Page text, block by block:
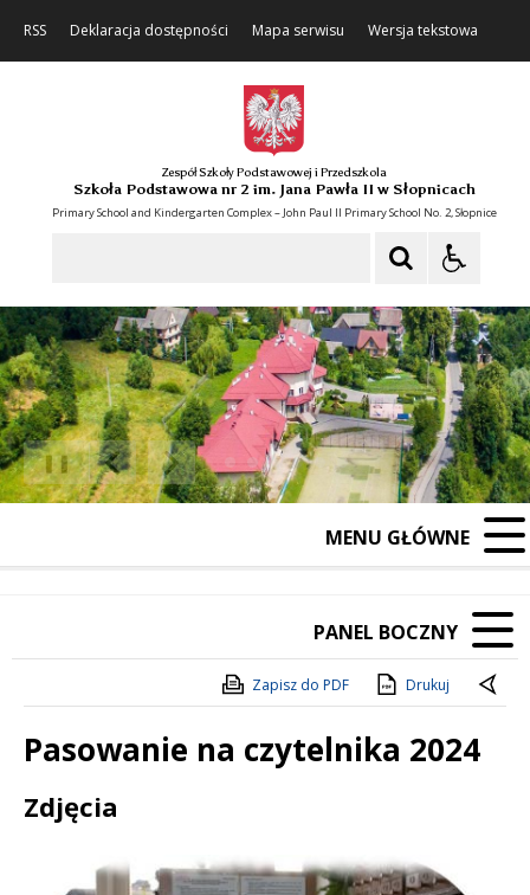
RSS Deklaracja dostępności Mapa serwisu Wersja tekstowa
Zespół Szkoły Podstawowej i Przedszkola
Szkoła Podstawowa nr 2 im. Jana Pawła II w Słopnicach
Primary School and Kindergarten Complex – John Paul II Primary School No. 2, Słopnice
Poprzedni Element
Następny Element
❚❚
MENU GŁÓWNE
PANEL BOCZNY
Zapisz do PDF Drukuj
Pasowanie na czytelnika 2024
Treść
Zdjęcia